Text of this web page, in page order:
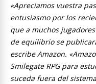
«Apreciamos vuestra
entusiasmo por los
que a muchos
de equilibrio se
escribe Amazon.
Smilegate RPG para
suceda fuera del